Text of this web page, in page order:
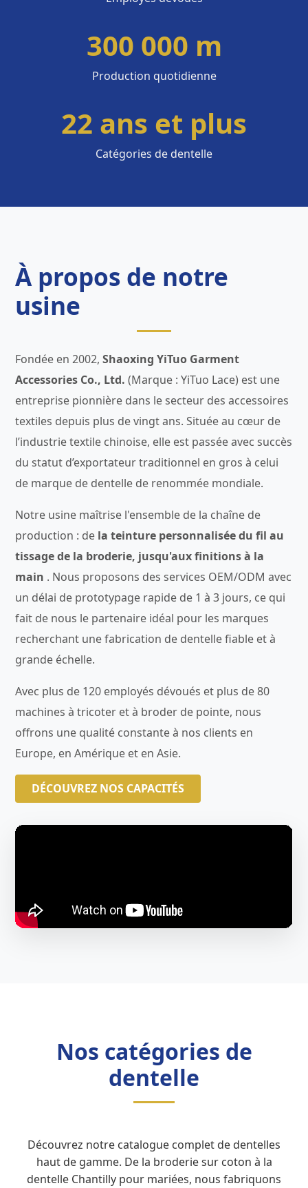
300 000 m
Production quotidienne
22 ans et plus
Catégories de dentelle
À propos de notre
usine
Fondée en 2002,Shaoxing YiTuo Garment
Accessories Co., Ltd. (Marque : YiTuo Lace) est une
entreprise pionnière dans le secteur des accessoires
textiles depuis plus de vingt ans. Située au cœur de
l’industrie textile chinoise, elle est passée avec succès
du statut d’exportateur traditionnel en gros à celui
de marque de dentelle de renommée mondiale.
Notre usine maîtrise l'ensemble de la chaîne de
production : de la teinture personnalisée du fil au
tissage de la broderie, jusqu'aux finitions à la
main . Nous proposons des services OEM/ODM avec
un délai de prototypage rapide de 1 à 3 jours, ce qui
fait de nous le partenaire idéal pour les marques
recherchant une fabrication de dentelle fiable et à
grande échelle.
Avec plus de 120 employés dévoués et plus de 80
machines à tricoter et à broder de pointe, nous
offrons une qualité constante à nos clients en
Europe, en Amérique et en Asie.
DÉCOUVREZ NOS CAPACITÉS
Nos catégories de
dentelle
Découvrez notre catalogue complet de dentelles
haut de gamme. De la broderie sur coton à la
dentelle Chantilly pour mariées, nous fabriquons